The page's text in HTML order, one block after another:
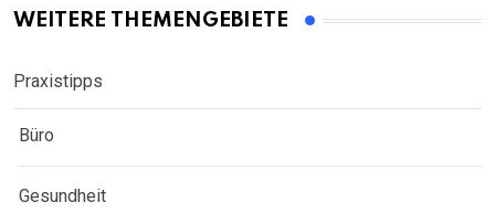
WEITERE THEMENGEBIETE
Praxistipps
Büro
Gesundheit